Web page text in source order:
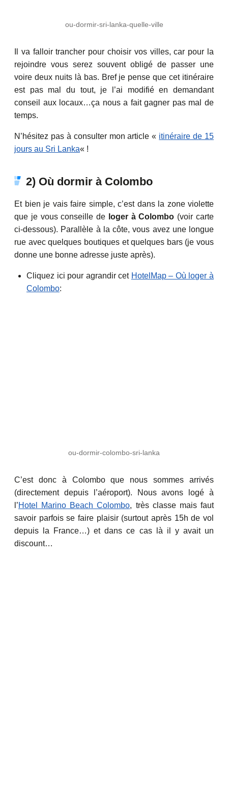
ou-dormir-sri-lanka-quelle-ville
Il va falloir trancher pour choisir vos villes, car pour la
rejoindre vous serez souvent obligé de passer une
voire deux nuits là bas. Bref je pense que cet itinéraire
est pas mal du tout, je l’ai modifié en demandant
conseil aux locaux…ça nous a fait gagner pas mal de
temps.
N’hésitez pas à consulter mon article « itinéraire de 15
jours au Sri Lanka« !
2) Où dormir à Colombo
Et bien je vais faire simple, c’est dans la zone violette
que je vous conseille de loger à Colombo (voir carte
ci-dessous). Parallèle à la côte, vous avez une longue
rue avec quelques boutiques et quelques bars (je vous
donne une bonne adresse juste après).
Cliquez ici pour agrandir cet HotelMap – Où loger à
Colombo:
ou-dormir-colombo-sri-lanka
C’est donc à Colombo que nous sommes arrivés
(directement depuis l’aéroport). Nous avons logé à
l’Hotel Marino Beach Colombo, très classe mais faut
savoir parfois se faire plaisir (surtout après 15h de vol
depuis la France…) et dans ce cas là il y avait un
discount…